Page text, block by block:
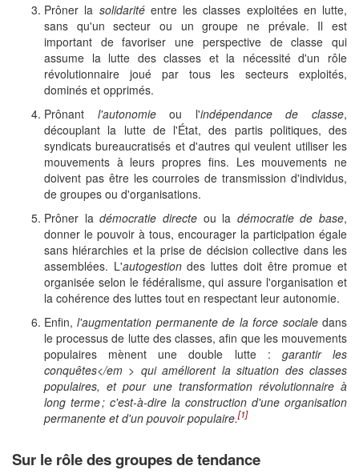
Prôner la solidaritéentre les classes exploitées en lutte,
sans qu'un secteur ou un groupe ne prévale. Il est
important de favoriser une perspective de classe qui
assume la lutte des classes et la nécessité d'un rôle
révolutionnaire joué par tous les secteurs exploités,
dominés et opprimés.
Prônant l'autonomieou l'indépendance de classe,
découplant la lutte de l'État, des partis politiques, des
syndicats bureaucratisés et d'autres qui veulent utiliser les
mouvements à leurs propres fins. Les mouvements ne
doivent pas être les courroies de transmission d'individus,
de groupes ou d'organisations.
Prôner ladémocratie directeou la démocratie de base,
donner le pouvoir à tous, encourager la participation égale
sans hiérarchies et la prise de décision collective dans les
assemblées. L'autogestiondes luttes doit être promue et
organisée selon le fédéralisme, qui assure l'organisation et
la cohérence des luttes tout en respectant leur autonomie.
Enfin,l'augmentation permanente de la force socialedans
le processus de lutte des classes, afin que les mouvements
populaires mènent une double lutte : garantir
les
conquêtes</em > qui améliorent la situation des classes
populaires, et pour une transformation révolutionnaire à
long terme ; c'est-à-dire la construction d'une organisation
permanente et d'un pouvoir populaire.[1]
Sur le rôle des groupes de tendance